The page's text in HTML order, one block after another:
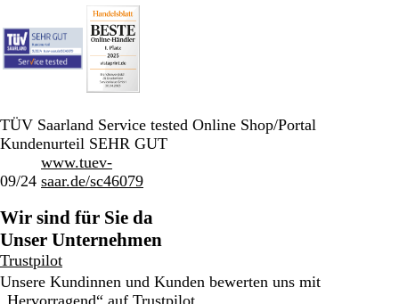
TÜV Saarland Service tested Online Shop/Portal
Kundenurteil SEHR GUT
09/24
www.tuev-
saar.de/sc46079
Wir sind für Sie da
Unser Unternehmen
Trustpilot
Unsere Kundinnen und Kunden bewerten uns mit
„Hervorragend“ auf Trustpilot